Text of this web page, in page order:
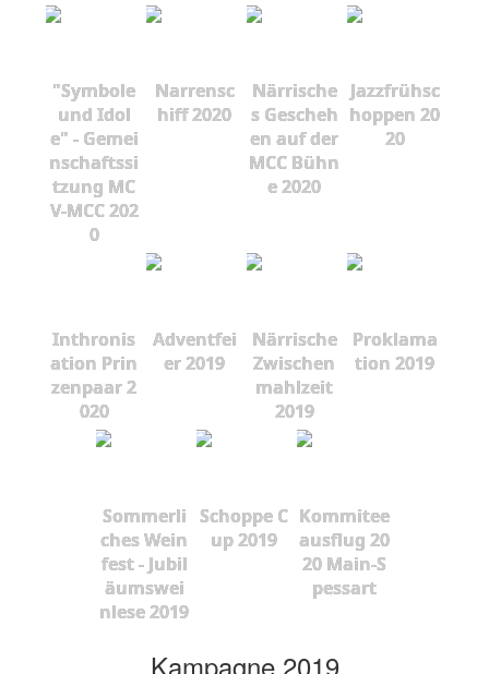
"Symbole
und Idol
e" - Gemei
nschaftssi
tzung MC
V-MCC 202
0
Narrensc
hiff 2020
Närrische
s Gescheh
en auf der
MCC Bühn
e 2020
Jazzfrühsc
hoppen 20
20
Inthronis
ation Prin
zenpaar 2
020
Adventfei
er 2019
Närrische
Zwischen
mahlzeit
2019
Proklama
tion 2019
Sommerli
ches Wein
fest - Jubil
äumswei
nlese 2019
Schoppe C
up 2019
Kommitee
ausflug 20
20 Main-S
pessart
Kampagne 2019